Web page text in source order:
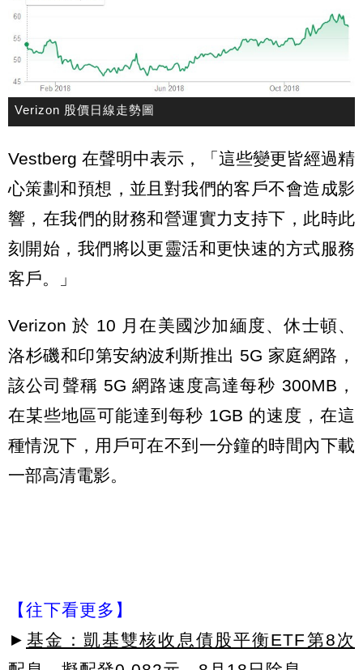
Verizon 股價日線走勢圖
Vestberg 在聲明中表示，「這些變更皆經過精
心策劃和預想，並且對我們的客戶不會造成影
響，在我們的財務和營運實力支持下，此時此
刻開始，我們將以更靈活和更快速的方式服務
客戶。」
Verizon 於 10 月在美國沙加緬度、休士頓、
洛杉磯和印第安納波利斯推出 5G 家庭網路，
該公司聲稱 5G 網路速度高達每秒 300MB，
在某些地區可能達到每秒 1GB 的速度，在這
種情況下，用戶可在不到一分鐘的時間內下載
一部高清電影。
【往下看更多】
► 基金：凱基雙核收息債股平衡ETF第8次